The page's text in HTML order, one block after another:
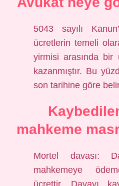
5043 sayılı
ücretlerin temeli
yirmisi arasında
kazanmıştır. Bu
son tarihine göre
mahkeme
Mortel davası:
mahkemeye
ücrettir. Davayı